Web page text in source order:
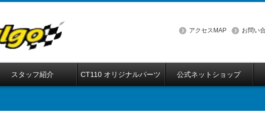
アクセスMAP お問い
スタッフ紹介 CT110 オリジナルパーツ 公式ネットショップ